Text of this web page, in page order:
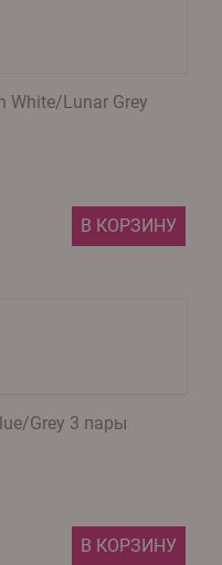
White/Lunar Grey
В КОРЗИНУ
Grey 3 пары
В КОРЗИНУ